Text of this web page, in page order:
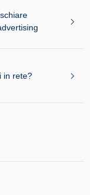
in rete?